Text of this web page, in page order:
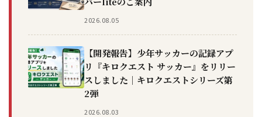
2026.08.05
【開発報告】少年サッカーの記録アプ
リ『キロクエスト サッカー』をリリー
スしました｜キロクエストシリーズ第
2弾
2026.08.03